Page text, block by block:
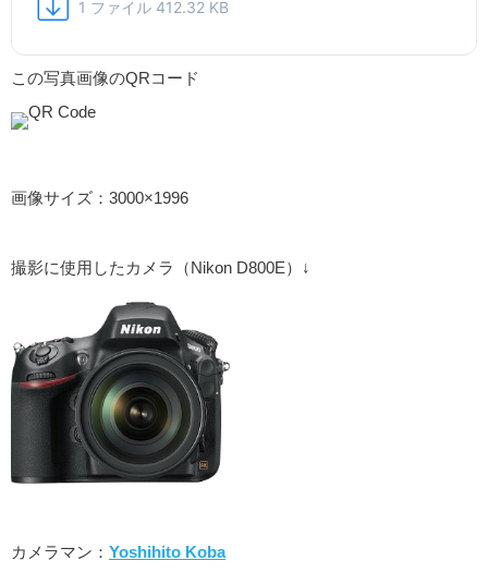
1 ファイル 412.32 KB
この写真画像のQRコード
画像サイズ：3000×1996
撮影に使用したカメラ（Nikon D800E）↓
カメラマン： Yoshihito Koba